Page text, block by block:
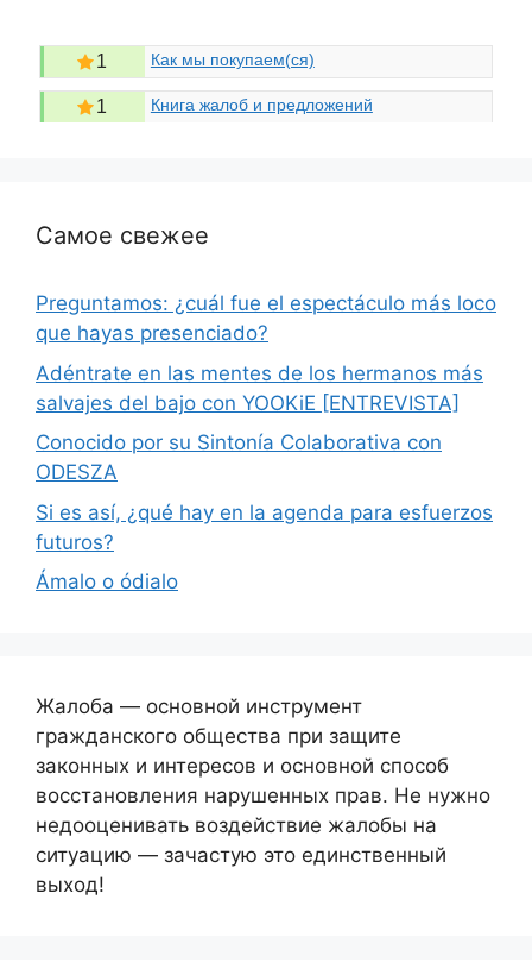
1 Как мы покупаем(ся)
1 Книга жалоб и предложений
Самое свежее
Preguntamos: ¿cuál fue el espectáculo más loco
que hayas presenciado?
Adéntrate en las mentes de los hermanos más
salvajes del bajo con YOOKiE [ENTREVISTA]
Conocido por su Sintonía Colaborativa con
ODESZA
Si es así, ¿qué hay en la agenda para esfuerzos
futuros?
Ámalo o ódialo
Жалоба — основной инструмент
гражданского общества при защите
законных и интересов и основной способ
восстановления нарушенных прав. Не нужно
недооценивать воздействие жалобы на
ситуацию — зачастую это единственный
выход!